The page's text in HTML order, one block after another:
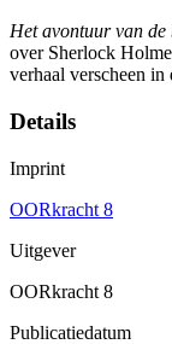
Het avontuur van
over Sherlock
verhaal verscheen in
Details
Imprint
OORkracht 8
Uitgever
OORkracht 8
Publicatiedatum